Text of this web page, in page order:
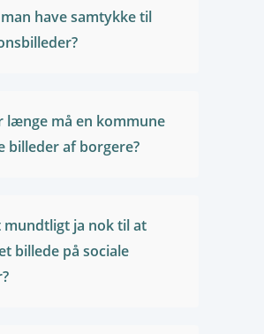
have samtykke til
længe må en kommune
billeder af borgere?
mundtligt ja nok til at
billede på sociale